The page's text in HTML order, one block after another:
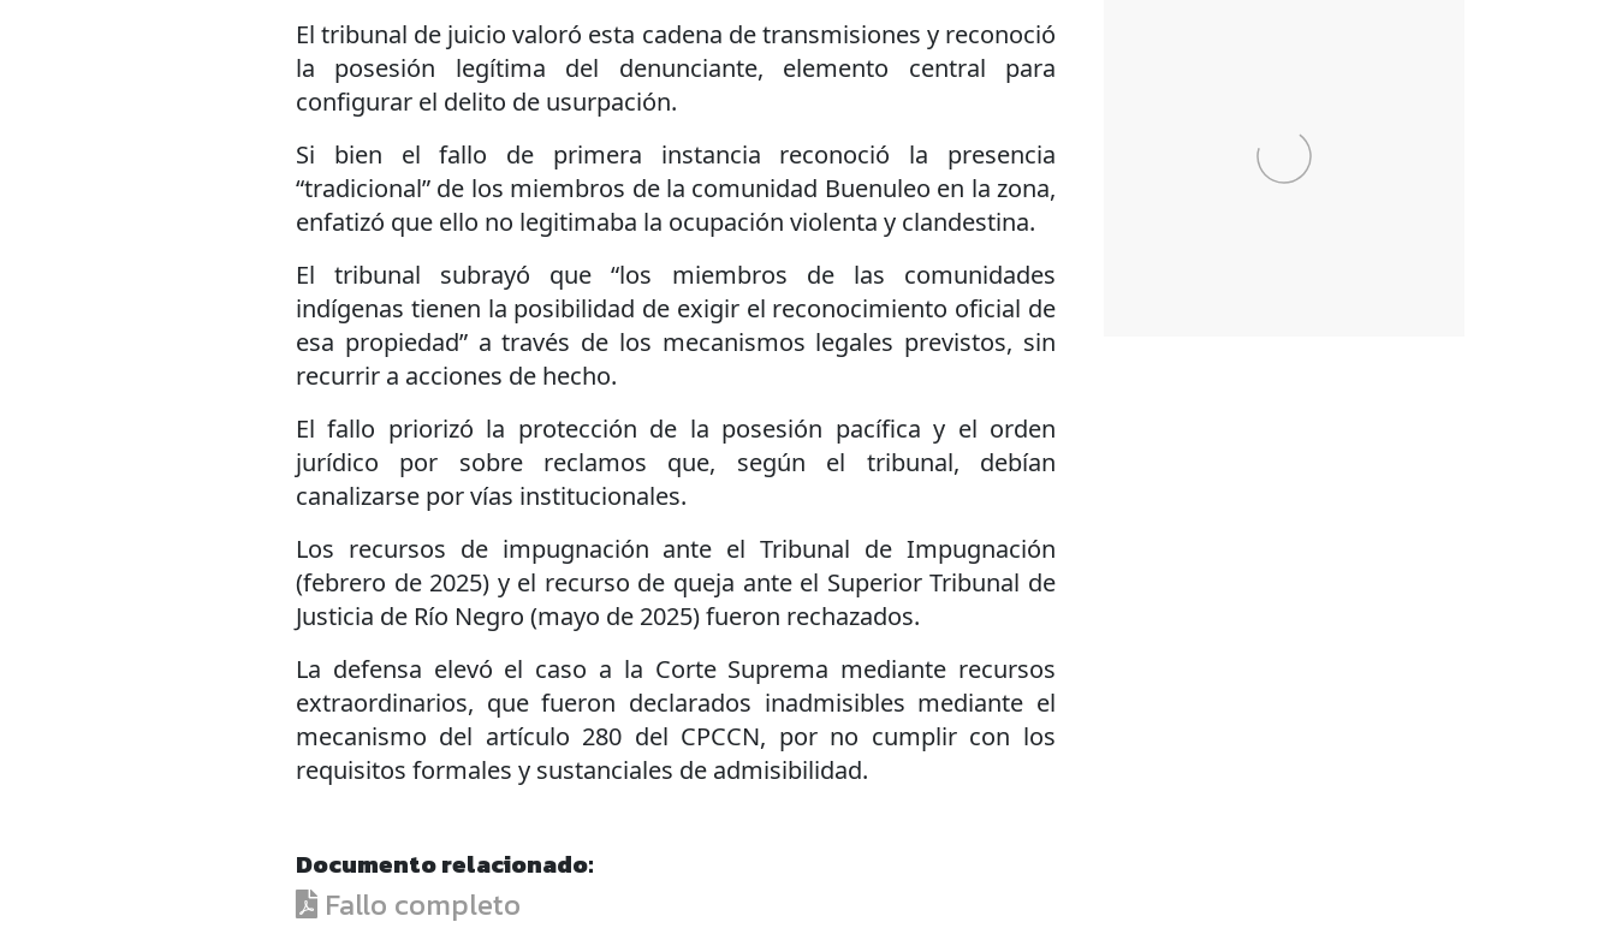
El tribunal de juicio valoró esta cadena de transmisiones y reconoció
la posesión legítima del denunciante, elemento central para
configurar el delito de usurpación.
Si bien el fallo de primera instancia reconoció la presencia
“tradicional” de los miembros de la comunidad Buenuleo en la zona,
enfatizó que ello no legitimaba la ocupación violenta y clandestina.
El tribunal subrayó que “los miembros de las comunidades
indígenas tienen la posibilidad de exigir el reconocimiento oficial de
esa propiedad” a través de los mecanismos legales previstos, sin
recurrir a acciones de hecho.
El fallo priorizó la protección de la posesión pacífica y el orden
jurídico por sobre reclamos que, según el tribunal, debían
canalizarse por vías institucionales.
Los recursos de impugnación ante el Tribunal de Impugnación
(febrero de 2025) y el recurso de queja ante el Superior Tribunal de
Justicia de Río Negro (mayo de 2025) fueron rechazados.
La defensa elevó el caso a la Corte Suprema mediante recursos
extraordinarios, que fueron declarados inadmisibles mediante el
mecanismo del artículo 280 del CPCCN, por no cumplir con los
requisitos formales y sustanciales de admisibilidad.
Documento relacionado:
Fallo completo